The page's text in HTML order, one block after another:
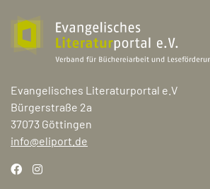
Evangelisches Literaturportal e.V
Bürgerstraße 2a
37073 Göttingen
info@eliport.de